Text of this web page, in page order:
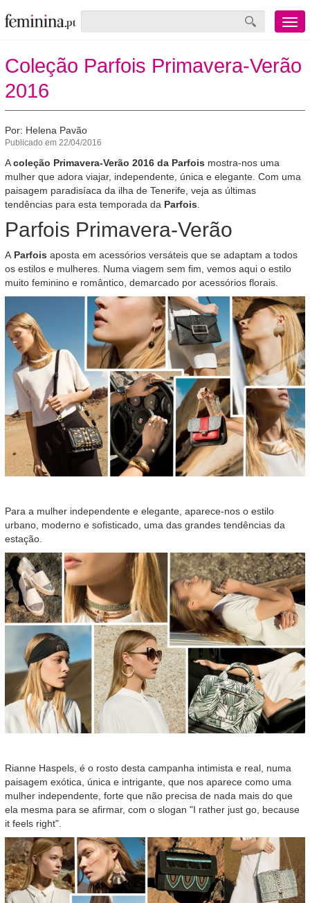
Menu
mobile
Coleção Parfois Primavera-Verão
2016
Por: Helena Pavão
Publicado em 22/04/2016
Acoleção Primavera-Verão 2016 da Parfois mostra-nos uma
mulher que adora viajar, independente, única e elegante. Com uma
paisagem paradisíaca da ilha de Tenerife, veja as últimas
tendências para esta temporada da Parfois
Parfois Primavera-Verão
A Parfois aposta em acessórios versáteis que se adaptam a todos
os estilos e mulheres. Numa viagem sem fim, vemos aqui o estilo
muito feminino e romântico, demarcado por acessórios florais.
Para a mulher independente e elegante, aparece-nos o estilo
urbano, moderno e sofisticado, uma das grandes tendências da
estação.
Rianne Haspels, é o rosto desta campanha intimista e real, numa
paisagem exótica, única e intrigante, que nos aparece como uma
mulher independente, forte que não precisa de nada mais do que
ela mesma para se afirmar, com o slogan "I rather just go, because
it feels right".